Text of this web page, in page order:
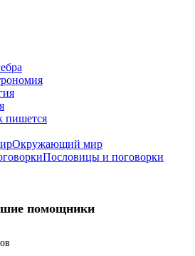
пишется
Окружающий мир
Пословицы и поговорки
помощники